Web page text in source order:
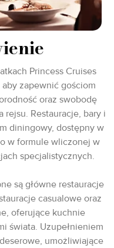
Princess Cruises
zapewnić gościom
oraz swobodę
rejsu. Restauracje, bary i
diningowy, dostępny w
w formule wliczonej w
specjalistycznych.
są główne restauracje
casualowe oraz
oferujące kuchnie
świata. Uzupełnieniem
umożliwiające